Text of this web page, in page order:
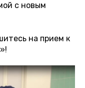
с новым
на прием к